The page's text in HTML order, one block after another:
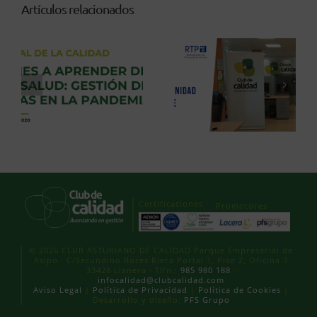
Artículos relacionados
Certificaciones Promotores
© 2026 CLUB ASTURIANO DE CALIDAD Parque Empresarial de
Asipo · C/Secundino Roces Riera Portal 1, Piso 2, Oficina 3
33428 Llanera · Tlfn.: 985 980 188
infocalidad@clubcalidad.com
Aviso Legal
Política de Privacidad Política de Cookies
Desarrollo y diseño:
PFS Grupo